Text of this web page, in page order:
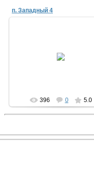
п. Западный 4
396 0 5.0